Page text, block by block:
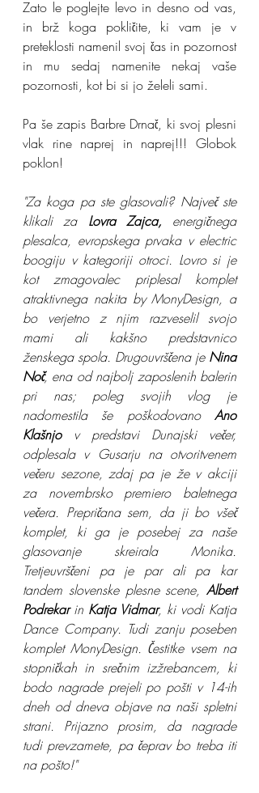
Zato le poglejte levo in desno od vas,
in brž koga pokličite, ki vam je v
preteklosti namenil svoj čas in pozornost
in mu sedaj namenite nekaj vaše
pozornosti, kot bi si jo želeli sami.
Pa še zapis Barbre Drnač, ki svoj plesni
vlak rine naprej in naprej!!! Globok
poklon!
"Za koga pa ste glasovali? Največ ste
klikali za Lovra Zajca, energičnega
plesalca, evropskega prvaka v electric
boogiju v kategoriji otroci. Lovro si je
kot zmagovalec priplesal komplet
atraktivnega nakita by MonyDesign, a
bo verjetno z njim razveselil svojo
mami ali kakšno predstavnico
ženskega spola. Drugouvrščena je Nina
Noč, ena od najbolj zaposlenih balerin
pri nas; poleg svojih vlog je
nadomestila še poškodovano Ano
Klašnjo v predstavi Dunajski večer,
odplesala v Gusarju na otvoritvenem
večeru sezone, zdaj pa je že v akciji
za novembrsko premiero baletnega
večera. Prepričana sem, da ji bo všeč
komplet, ki ga je posebej za naše
glasovanje skreirala Monika.
Tretjeuvrščeni pa je par ali pa kar
tandem slovenske plesne scene, Albert
Podrekar in Katja Vidmar, ki vodi Katja
Dance Company. Tudi zanju poseben
komplet MonyDesign. Čestitke vsem na
stopničkah in srečnim izžrebancem, ki
bodo nagrade prejeli po pošti v 14-ih
dneh od dneva objave na naši spletni
strani. Prijazno prosim, da nagrade
tudi prevzamete, pa čeprav bo treba iti
na pošto!"